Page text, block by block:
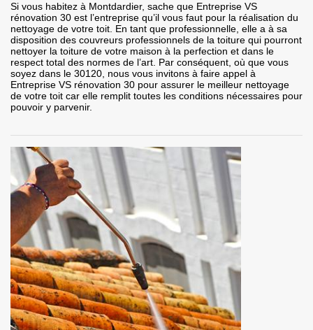
Si vous habitez à Montdardier, sache que Entreprise VS
rénovation 30 est l’entreprise qu’il vous faut pour la réalisation du
nettoyage de votre toit. En tant que professionnelle, elle a à sa
disposition des couvreurs professionnels de la toiture qui pourront
nettoyer la toiture de votre maison à la perfection et dans le
respect total des normes de l’art. Par conséquent, où que vous
soyez dans le 30120, nous vous invitons à faire appel à
Entreprise VS rénovation 30 pour assurer le meilleur nettoyage
de votre toit car elle remplit toutes les conditions nécessaires pour
pouvoir y parvenir.